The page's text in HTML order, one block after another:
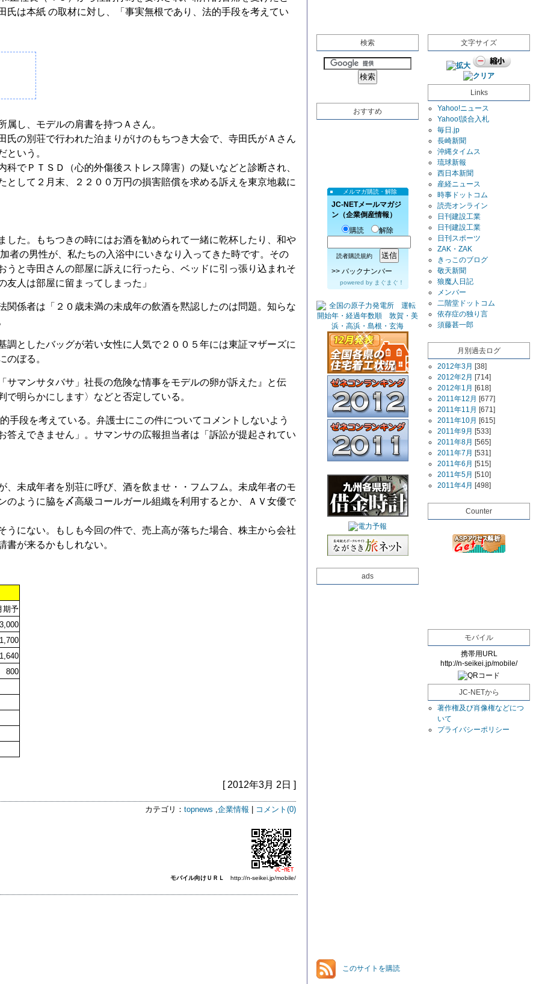
は本紙 の取材に対し、「事実無根であり、法的手段を考えてい
し、モデルの肩書を持つＡさん。
の別荘で行われた泊まりがけのもちつき大会で、寺田氏がＡさん
という。
でＰＴＳＤ（心的外傷後ストレス障害）の疑いなどと診断され、
して２月末、２２００万円の損害賠償を求める訴えを東京地裁に
た。もちつきの時にはお酒を勧められて一緒に乾杯したり、和や
の男性が、私たちの入浴中にいきなり入ってきた時です。その
と寺田さんの部屋に訴えに行ったら、ベッドに引っ張り込まれそ
人は部屋に留まってしまった」
関係者は「２０歳未満の未成年の飲酒を黙認したのは問題。知らな
としたバッグが若い女性に人気で２００５年には東証マザーズに
のぼる。
サマンサタバサ」社長の危険な情事をモデルの卵が訴えた』と伝
明らかにします〉などと否定している。
手段を考えている。弁護士にこの件についてコメントしないよう
えできません」。サマンサの広報担当者は「訴訟が提起されてい
未成年者を別荘に呼び、酒を飲ませ・・フムフム。未成年者のモ
ように脇を〆高級コールガール組織を利用するとか、ＡＶ女優で
にない。もしも今回の件で、売上高が落ちた場合、株主から会社
が来るかもしれない。
期予
1,700
1,640
800
[ 2012年3月 2日 ]
カテゴリ： topnews ,企業情報 コメント(0)
モバイル向けＵＲＬ http://n-seikei.jp/mobile/
検索
おすすめ
メルマガ購読・解除
JC-NETメールマガジ
ン（企業倒産情報）
購読
解除
読者購読規約
>> バックナンバー
powered by まぐまぐ！
ads
このサイトを購読
文字サイズ
Links
Yahoo!ニュース
Yahoo!談合入札
毎日.jp
長崎新聞
沖縄タイムス
琉球新報
西日本新聞
産経ニュース
時事ドットコム
読売オンライン
日刊建設工業
日刊建設工業
日刊スポーツ
ZAK・ZAK
きっこのブログ
敬天新聞
狼魔人日記
メンバー
二階堂ドットコム
依存症の独り言
須藤甚一郎
月別過去ログ
2012年3月 [38]
2012年2月 [714]
2012年1月 [618]
2011年12月 [677]
2011年11月 [671]
2011年10月 [615]
2011年9月 [533]
2011年8月 [565]
2011年7月 [531]
2011年6月 [515]
2011年5月 [510]
2011年4月 [498]
Counter
モバイル
携帯用URL
http://n-seikei.jp/mobile/
JC-NETから
著作権及び肖像権などにつ
いて
プライバシーポリシー